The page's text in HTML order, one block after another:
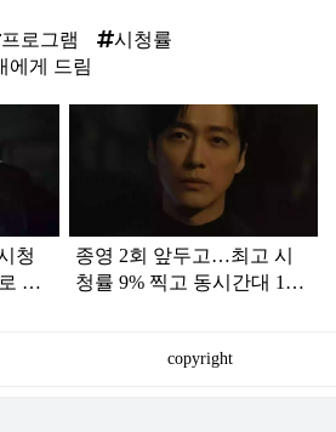
프로그램
시청률
에게 드림
청
터
종영 2회 앞두고…최고 시
청률 9% 찍고 동시간대 1위
copyright